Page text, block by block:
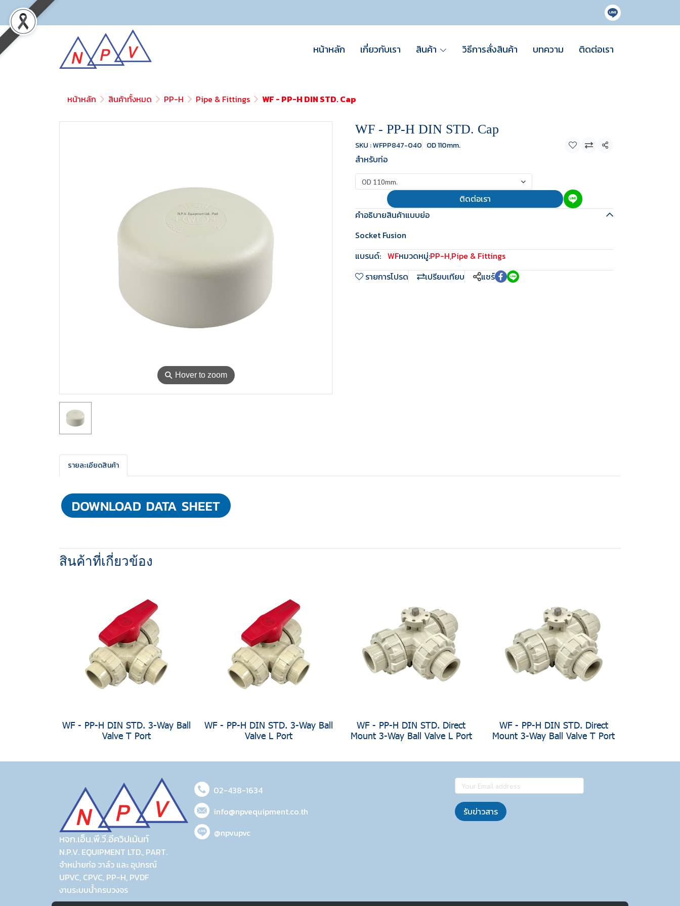
หน้าหลัก เกี่ยวกับเรา สินค้า วิธีการสั่งสินค้า บทความ ติดต่อเรา
หน้าหลัก สินค้าทั้งหมด PP-H Pipe & Fittings WF - PP-H DIN STD. Cap
⚲ Hover to zoom
WF - PP-H DIN STD. Cap
SKU : WFPP847-040 OD 110mm.
แชร์
สำหรับท่อ
OD 110mm.
ติดต่อเรา
คำอธิบายสินค้าแบบย่อ
Socket Fusion
แบรนด์: WFหมวดหมู่:PP-H,Pipe & Fittings
รายการโปรด
เปรียบเทียบ แชร์
รายละเอียดสินค้า
สินค้าที่เกี่ยวข้อง
WF - PP-H DIN STD. 3-Way Ball
Valve T Port
WF - PP-H DIN STD. 3-Way Ball
Valve L Port
WF - PP-H DIN STD. Direct
Mount 3-Way Ball Valve L Port
WF - PP-H DIN STD. Direct
Mount 3-Way Ball Valve T Port
หจก.เอ็น.พี.วี.อีควิปเม้นท์
N.P.V. EQUIPMENT LTD., PART.
จำหน่ายท่อ วาล์ว และ อุปกรณ์
UPVC, CPVC, PP-H, PVDF
งานระบบน้ำครบวงจร
02-438-1634
info@npvequipment.co.th
@npvupvc
รับข่าวสาร